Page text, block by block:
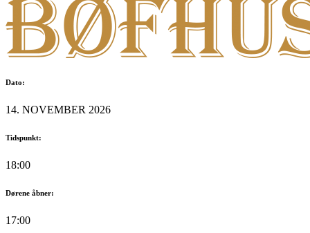
Dato:
14. NOVEMBER 2026
Tidspunkt:
18:00
Dørene åbner:
17:00